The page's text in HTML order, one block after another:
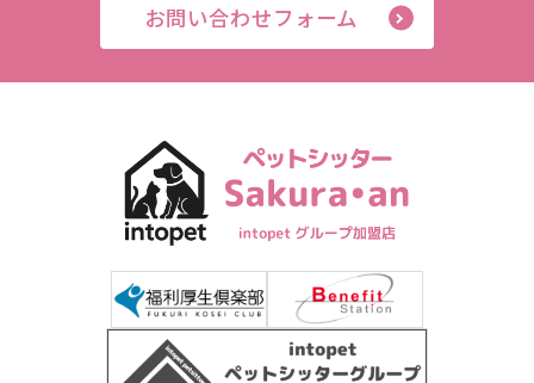
お問い合わせフォーム